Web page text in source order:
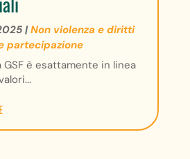
|Non violenza e diritti
partecipazione
GSF è esattamente in linea